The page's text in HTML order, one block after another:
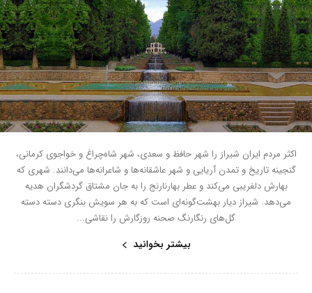
اکثر مردم ایران شیراز را شهر حافظ و سعدی، شهر شاه‌چراغ و خواجوی کرمانی،
گنجینه تاریخ و تمدن آریایی و شهر عاشقانه‌ها و شاعرانه‌ها می‌دانند. شهری که
بهارش دلفریبی می‌کند و عطر بهارنارنج را به جان مشتاق گردشگران هدیه
می‌د‌هد. شیراز دیار بهشت‌گونه‌ای است که به هر سویش بنگری دسته دسته
گل‌های رنگارنگ صحنه روزگارش را نقاشی...
بیشتر بخوانید